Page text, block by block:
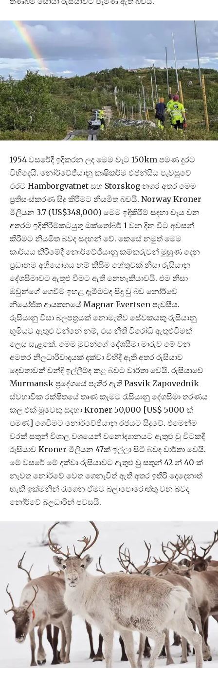
1954 වසරේදී ඉදිකරන ලද මෙම වැට 150km පමණ දුරට
විහිදෙයි. නෝර්වේජියානු කෘෂිකර්ම ඒජන්සිය පැවසුවේ
එරට Hamborgvatnet සහ Storskog නගර අතර මෙම
ප්‍රතිසංස්කරණ සිදු කිරීමට නියමිත බවයි. Norway Kroner
මිලියන 3.7 (US$348,000) මෙම ඉදිකිරීම් සදහා වැය වන
අතරම ඉදිකිරීම්කටයුතු ඔක්තෝබර් 1 වන දින විට අවසන්
කිරීමට නියමිත බවද සදහන් වේ. කෙසේ නමුත් මෙම
කාර්යය කිරීමේදී නොර්වේජියානු කම්කරුවන් මුහුණ දෙන
ප්‍රධානම අභියෝගය නම් කිසිම හේතුවක් නිසා රුසියානු
දේශසීමාවට ඇතුළු වීමට ඇති නෙහැකියාවයි. එම නිසා
ඔවුන්ගේ ගෙවීම් ඉහළ දැමීමටද සිදු වු බව නෝර්වේ
නියෝජිත ආයතනයේ Magnar Evertsen පැවසීය.
රුසියානු වීසා බලපත්‍රයක් නොමැතිව සේවකයකු රුසියානු
භූමියට ඇතුළු වන්නේ නම්, එය නීති විරෝධී ඇතුළුවීමක්
ලෙස සැළකේ. මෙම මුවන්ගේ දේශසීමා මාරුව මේ වන
අමතර නිලධාරීවාදයක් දක්වා විහිදී ඇති අතර රුසියාව
දෙවතාවක් වන්දි ඉල්ලීම්ද කළ බවට වාර්තා වෙයි. රුසියාවේ
Murmansk ප්‍රදේශයේ පැතිර ඇති Pasvik Zapovednik
ස්වභාවික රක්ෂිතයේ තෘණ කෑමට රැසියානු දේශසීමා තරණය
කල එක් මුවෙකු සදහා Kroner 50,000 [US$ 5000 ක්
පමණ] ගෙවීමට නෝර්වේජියානු රජයට සිදුවේ. එමෙන්ම
වරක් සතුන් විශාල වශයෙන් වනෝද්‍යානයට ඇතුළු වු විටකදී
රුසියාව Kroner මිලියන 47ක් ඉල්ලා සිටි බවද වාර්තා වෙයි.
මේ වසරේ මේ දක්වා රුසියාවට ඇතුළු වු සතුන් 42 න් 40 ක්
නැවත නෝර්වේ වෙත ගෙනැවිත් ඇති අතර ඉතිරි දෙදෙනාත්
හැකි ඉක්මනින් රැගෙන ඒමට බලාපොරොත්තු වන බවද
නෝර්වේ බලධාරීන් පවසයි.